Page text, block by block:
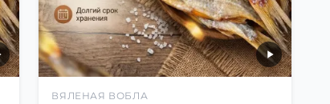
ВЯЛЕНАЯ ВОБЛА